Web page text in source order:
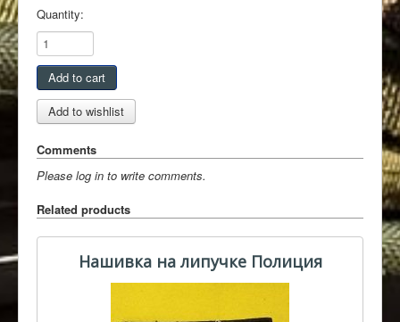
Quantity:
Comments
Please log in to write comments.
Related products
Нашивка на липучке Полиция